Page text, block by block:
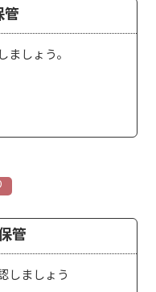
管
ましょう。
管
しましょう